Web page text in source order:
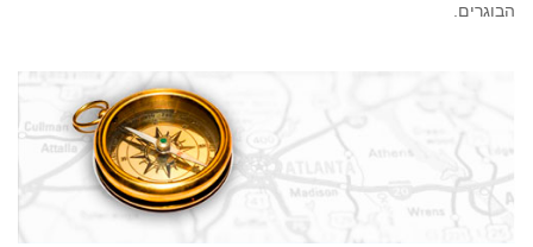
הבוגרים.